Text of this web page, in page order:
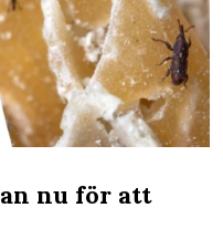
nu för att